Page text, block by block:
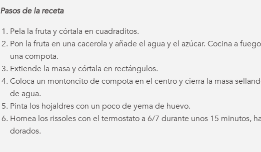
Pasos de la receta
Pela la fruta y córtala en cuadraditos.
Pon la fruta en una cacerola y añade el agua y el azúcar. Cocina a
una compota.
Extiende la masa y córtala en rectángulos.
Coloca un montoncito de compota en el centro y cierra la masa
de agua.
Pinta los hojaldres con un poco de yema de huevo.
Hornea los rissoles con el termostato a 6/7 durante unos 15 minutos,
dorados.